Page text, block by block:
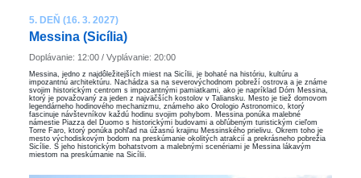
5. DEŇ (16. 3. 2027)
Messina (Sicília)
Doplávanie: 12:00 / Vyplávanie: 20:00
Messina, jedno z najdôležitejších miest na Sicílii, je bohaté na históriu, kultúru a
impozantnú architektúru. Nachádza sa na severovýchodnom pobreží ostrova a je známe
svojim historickým centrom s impozantnými pamiatkami, ako je napríklad Dóm Messina,
ktorý je považovaný za jeden z najväčších kostolov v Taliansku. Mesto je tiež domovom
legendárneho hodinového mechanizmu, známeho ako Orologio Astronomico, ktorý
fascinuje návštevníkov každú hodinu svojim pohybom. Messina ponúka malebné
námestie Piazza del Duomo s historickými budovami a obľúbeným turistickým cieľom
Torre Faro, ktorý ponúka pohľad na úžasnú krajinu Messinského prielivu. Okrem toho je
mesto východiskovým bodom na preskúmanie okolitých atrakcií a prekrásneho pobrežia
Sicílie. S jeho historickým bohatstvom a malebnými scenériami je Messina lákavým
miestom na preskúmanie na Sicílii.